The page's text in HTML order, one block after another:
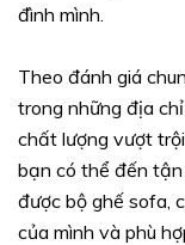
đình mình.
Theo đánh giá
trong những địa chỉ
chất lượng vượt
bạn có thể đến
được bộ ghế sofa,
của mình và phù